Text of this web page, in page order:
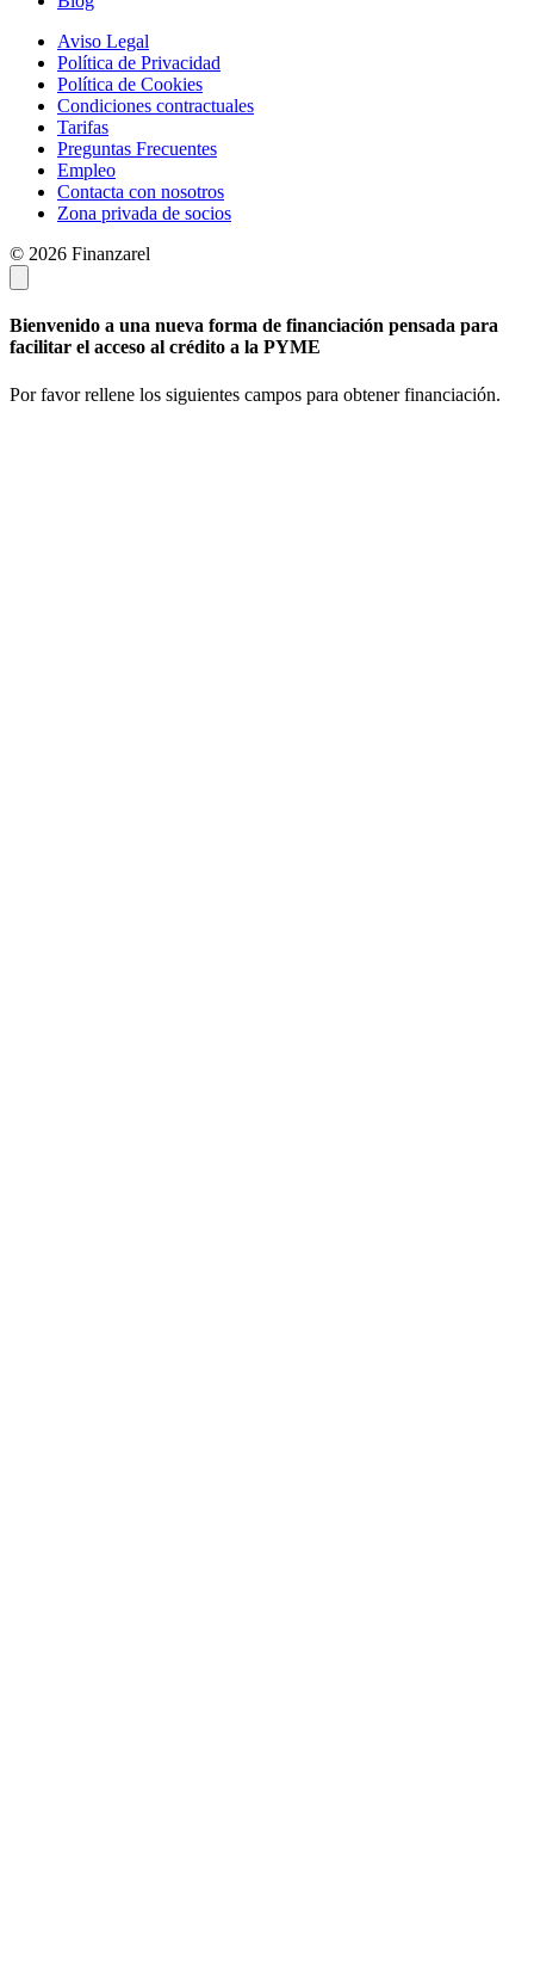
Aviso Legal
Política de Privacidad
Política de Cookies
Condiciones contractuales
Tarifas
Preguntas Frecuentes
Empleo
Contacta con nosotros
Zona privada de socios
© 2026 Finanzarel
Bienvenido a una nueva forma de financiación pensada para
facilitar el acceso al crédito a la PYME
Por favor rellene los siguientes campos para obtener financiación.